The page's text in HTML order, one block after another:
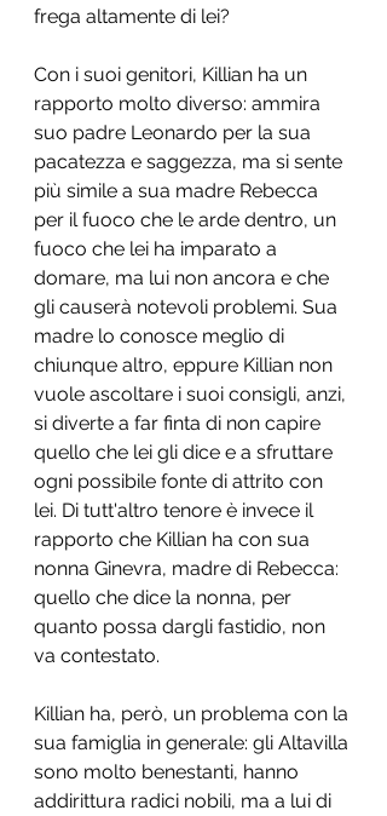
frega altamente di lei?
Con i suoi genitori, Killian ha un
rapporto molto diverso: ammira
suo padre Leonardo per la sua
pacatezza e saggezza, ma si sente
più simile a sua madre Rebecca
per il fuoco che le arde dentro, un
fuoco che lei ha imparato a
domare, ma lui non ancora e che
gli causerà notevoli problemi. Sua
madre lo conosce meglio di
chiunque altro, eppure Killian non
vuole ascoltare i suoi consigli, anzi,
si diverte a far finta di non capire
quello che lei gli dice e a sfruttare
ogni possibile fonte di attrito con
lei. Di tutt'altro tenore è invece il
rapporto che Killian ha con sua
nonna Ginevra, madre di Rebecca:
quello che dice la nonna, per
quanto possa dargli fastidio, non
va contestato.
Killian ha, però, un problema con la
sua famiglia in generale: gli Altavilla
sono molto benestanti, hanno
addirittura radici nobili, ma a lui di